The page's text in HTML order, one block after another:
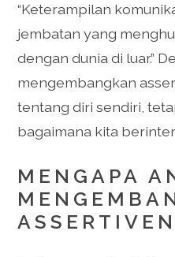
“Keterampilan
jembatan yang
dengan dunia di luar.”
mengembangkan
tentang diri sendiri,
bagaimana kita
MENGAPA